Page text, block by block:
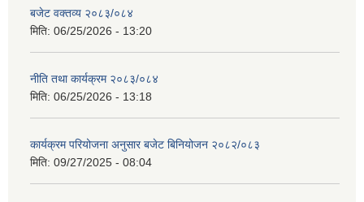
बजेट वक्तव्य २०८३/०८४
मिति: 06/25/2026 - 13:20
नीति तथा कार्यक्रम २०८३/०८४
मिति: 06/25/2026 - 13:18
कार्यक्रम परियोजना अनुसार बजेट बिनियोजन २०८२/०८३
मिति: 09/27/2025 - 08:04